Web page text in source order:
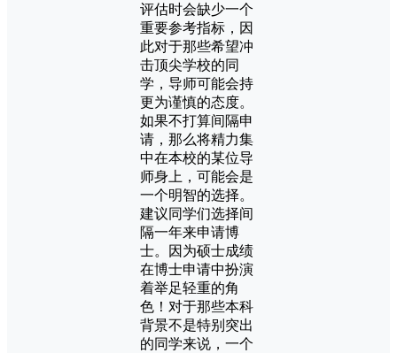
评估时会缺少一个
重要参考指标，因
此对于那些希望冲
击顶尖学校的同
学，导师可能会持
更为谨慎的态度。
如果不打算间隔申
请，那么将精力集
中在本校的某位导
师身上，可能会是
一个明智的选择。
建议同学们选择间
隔一年来申请博
士。因为硕士成绩
在博士申请中扮演
着举足轻重的角
色！对于那些本科
背景不是特别突出
的同学来说，一个